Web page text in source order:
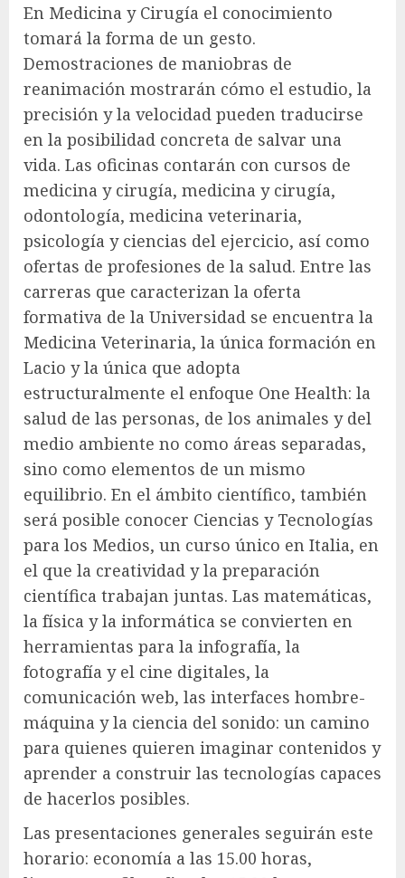
En Medicina y Cirugía el conocimiento
tomará la forma de un gesto.
Demostraciones de maniobras de
reanimación mostrarán cómo el estudio, la
precisión y la velocidad pueden traducirse
en la posibilidad concreta de salvar una
vida. Las oficinas contarán con cursos de
medicina y cirugía, medicina y cirugía,
odontología, medicina veterinaria,
psicología y ciencias del ejercicio, así como
ofertas de profesiones de la salud. Entre las
carreras que caracterizan la oferta
formativa de la Universidad se encuentra la
Medicina Veterinaria, la única formación en
Lacio y la única que adopta
estructuralmente el enfoque One Health: la
salud de las personas, de los animales y del
medio ambiente no como áreas separadas,
sino como elementos de un mismo
equilibrio. En el ámbito científico, también
será posible conocer Ciencias y Tecnologías
para los Medios, un curso único en Italia, en
el que la creatividad y la preparación
científica trabajan juntas. Las matemáticas,
la física y la informática se convierten en
herramientas para la infografía, la
fotografía y el cine digitales, la
comunicación web, las interfaces hombre-
máquina y la ciencia del sonido: un camino
para quienes quieren imaginar contenidos y
aprender a construir las tecnologías capaces
de hacerlos posibles.
Las presentaciones generales seguirán este
horario: economía a las 15.00 horas,